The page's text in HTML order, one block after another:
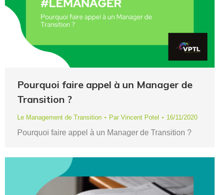
Pourquoi faire appel à un Manager de
Transition ?
Le Management de Transition Par Vincent Potel 16/11/2020
Pourquoi faire appel à un Manager de Transition ?